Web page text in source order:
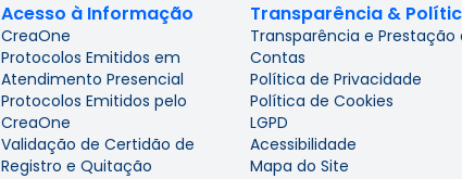
Acesso à Informação
CreaOne
Protocolos Emitidos em
Atendimento Presencial
Protocolos Emitidos pelo
CreaOne
Validação de Certidão de
Registro e Quitação
Transparência &
Transparência e Prestação
Contas
Política de Privacidade
Política de Cookies
LGPD
Acessibilidade
Mapa do Site